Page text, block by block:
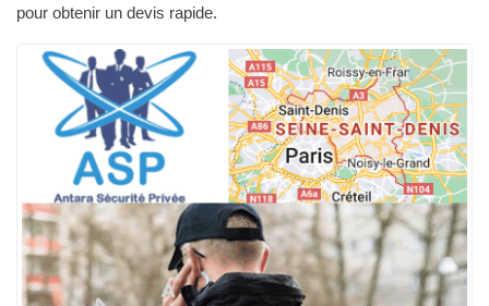
pour obtenir un devis rapide.